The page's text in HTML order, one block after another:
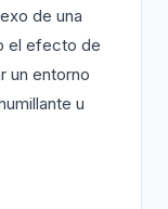
de una
el efecto de
un entorno
u